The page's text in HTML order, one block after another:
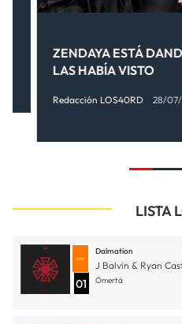
ZENDAYA ESTÁ
LAS HABÍA VISTO
Redacción LOS40RD 28/
LISTA
01
Dalmation
J Balvin & Ryan
Omertá